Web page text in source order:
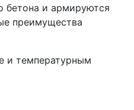
бетона и армируются
преимущества
и температурным